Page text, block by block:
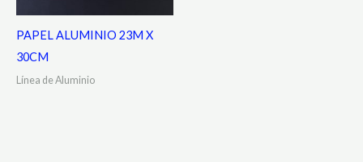
PAPEL ALUMINIO 23M X
30CM
Línea de Aluminio